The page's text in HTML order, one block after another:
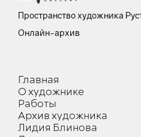
Пространство художника
Онлайн-архив
Главная
О художнике
Работы
Архив художника
Лидия Блинова